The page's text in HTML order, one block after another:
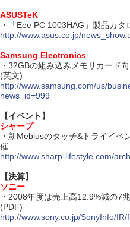
ASUSTeK
・「Eee PC 1003HAG」製品カタ
http://www.asus.co.jp/
Samsung Electronics
・32GBの組み込みメモリカード
(英文)
http://www.samsung.com/us/
news_id=999
【イベント】
シャープ
・新Mebiusのタッチ&トライイベ
催
http://www.sharp-lifestyle.com/
【決算】
ソニー
・2008年度は売上高12.9%減の7
(PDF)
http://www.sony.co.jp/SonyInfo/